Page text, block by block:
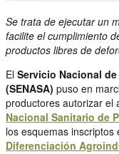
Se trata de ejecutar un
facilite el cumplimiento
productos libres de
El Servicio Nacional
(SENASA) puso en
productores autorizar el
Nacional Sanitario de
los esquemas inscriptos
Diferenciación